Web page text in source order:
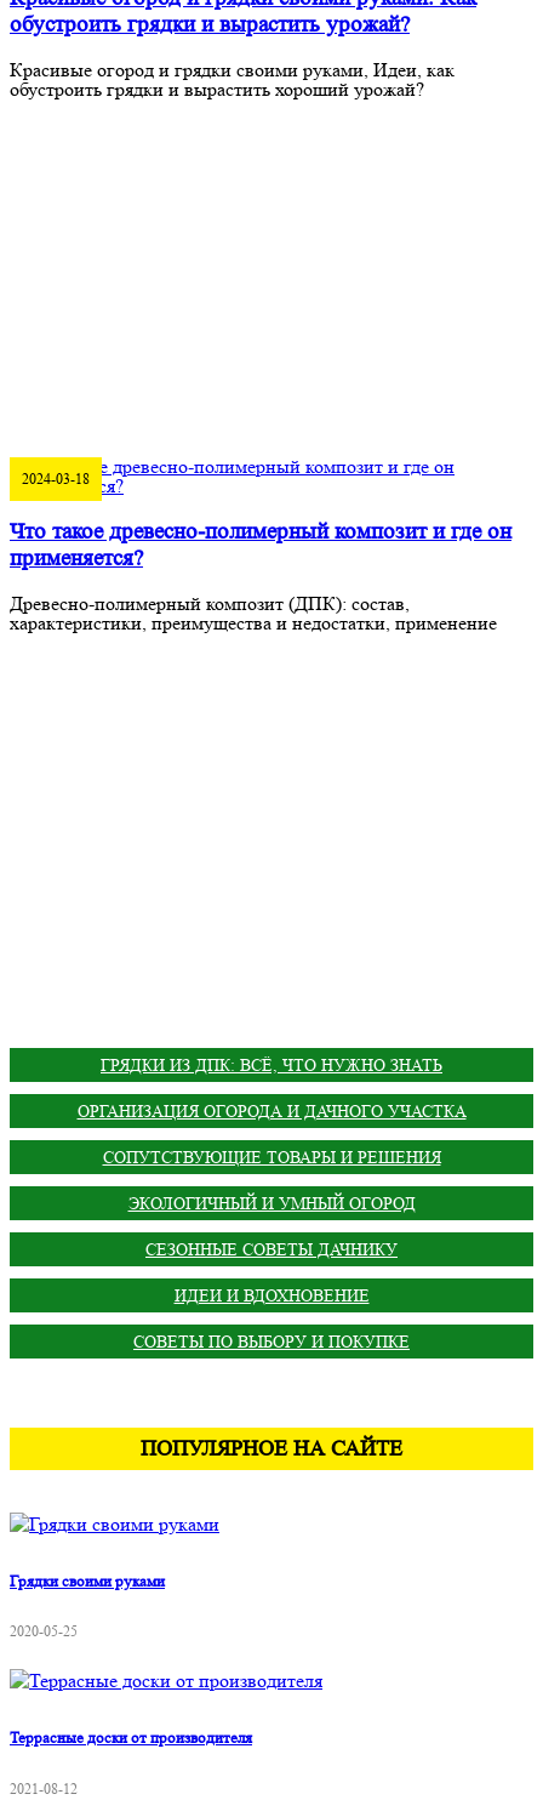
обустроить грядки и вырастить урожай?
Красивые огород и грядки своими руками, Идеи, как
обустроить грядки и вырастить хороший урожай?
Что такое древесно-полимерный композит и где он
применяется?
2024-03-18
Древесно-полимерный композит (ДПК): состав,
характеристики, преимущества и недостатки, применение
ГРЯДКИ ИЗ ДПК: ВСЁ, ЧТО НУЖНО ЗНАТЬ
ОРГАНИЗАЦИЯ ОГОРОДА И ДАЧНОГО УЧАСТКА
СОПУТСТВУЮЩИЕ ТОВАРЫ И РЕШЕНИЯ
ЭКОЛОГИЧНЫЙ И УМНЫЙ ОГОРОД
СЕЗОННЫЕ СОВЕТЫ ДАЧНИКУ
ИДЕИ И ВДОХНОВЕНИЕ
СОВЕТЫ ПО ВЫБОРУ И ПОКУПКЕ
ПОПУЛЯРНОЕ НА САЙТЕ
Грядки своими руками
2020-05-25
Террасные доски от производителя
2021-08-12